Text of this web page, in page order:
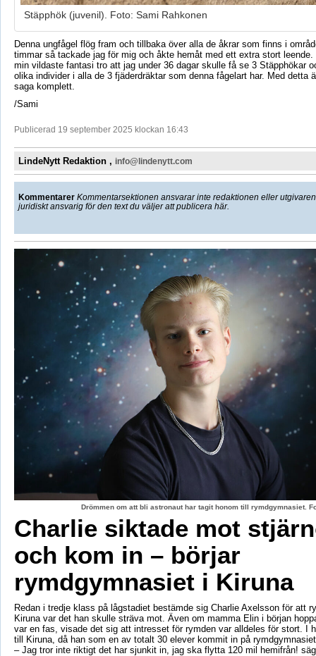
Stäpphök (juvenil). Foto: Sami Rahkonen
Denna ungfågel flög fram och tillbaka över alla de åkrar som finns i
timmar så tackade jag för mig och åkte hemåt med ett extra stort leende.
min vildaste fantasi tro att jag under 36 dagar skulle få se 3 Stäpphökar
olika individer i alla de 3 fjäderdräktar som denna fågelart har. Med detta
saga komplett.
/Sami
Publicerad 19 september 2025 klockan 16:43
LindeNytt Redaktion , info@lindenytt.com
Kommentarer Kommentarsektionen ansvarar inte redaktionen eller
juridiskt ansvarig för den text du väljer att publicera här.
Drömmen om att bli astronaut har tagit honom till rymdgymnasiet.
Charlie siktade mot
och kom in – börjar
rymdgymnasiet i Kiruna
Redan i tredje klass på lågstadiet bestämde sig Charlie Axelsson för att
Kiruna var det han skulle sträva mot. Även om mamma Elin i början
var en fas, visade det sig att intresset för rymden var alldeles för stort. I
till Kiruna, då han som en av totalt 30 elever kommit in på
– Jag tror inte riktigt det har sjunkit in, jag ska flytta 120 mil hemifrån!